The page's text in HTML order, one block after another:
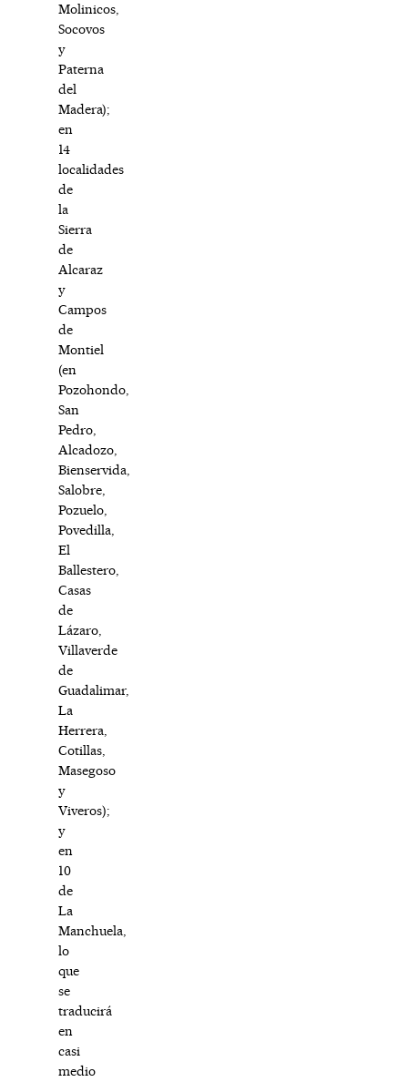
Molinicos,
Socovos
y
Paterna
del
Madera);
en
14
localidades
de
la
Sierra
de
Alcaraz
y
Campos
de
Montiel
(en
Pozohondo,
San
Pedro,
Alcadozo,
Bienservida,
Salobre,
Pozuelo,
Povedilla,
El
Ballestero,
Casas
de
Lázaro,
Villaverde
de
Guadalimar,
La
Herrera,
Cotillas,
Masegoso
y
Viveros);
y
en
10
de
La
Manchuela,
lo
que
se
traducirá
en
casi
medio